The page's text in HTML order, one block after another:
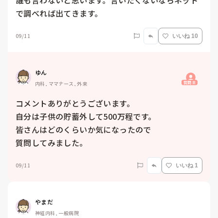
で調べれば出てきます。
09/11 いいね 10
ゆん
内科, ママナース, 外来 質問主
コメントありがとうございます。
自分は子供の貯蓄外して500万程です。
皆さんはどのくらいか気になったので
質問してみました。
09/11 いいね 1
やまだ
神経内科, 一般病院